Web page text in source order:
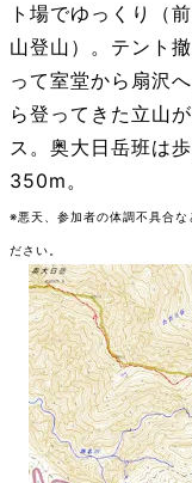
ト場でゆっくり（
山登山）。テント
って室堂から扇沢
ら登ってきた立山
ス。奥大日岳班は
350m。
※悪天、参加者の体調不具合
ださい。